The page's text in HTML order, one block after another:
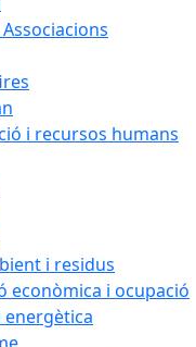
i recursos humans
i residus
econòmica i ocupació
energètica